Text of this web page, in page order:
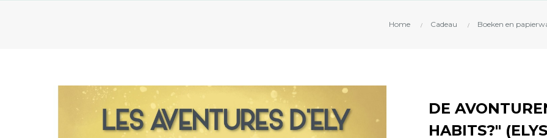
Home Cadeau Boeken en
DE
HABITS?"